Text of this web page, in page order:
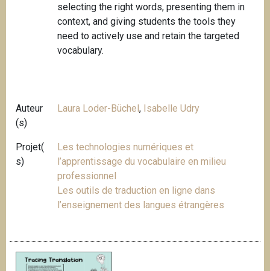
selecting the right words, presenting them in
context, and giving students the tools they
need to actively use and retain the targeted
vocabulary.
Auteur
(s)
Laura Loder-Büchel, Isabelle Udry
Projet(
s)
Les technologies numériques et
l’apprentissage du vocabulaire en milieu
professionnel
Les outils de traduction en ligne dans
l’enseignement des langues étrangères